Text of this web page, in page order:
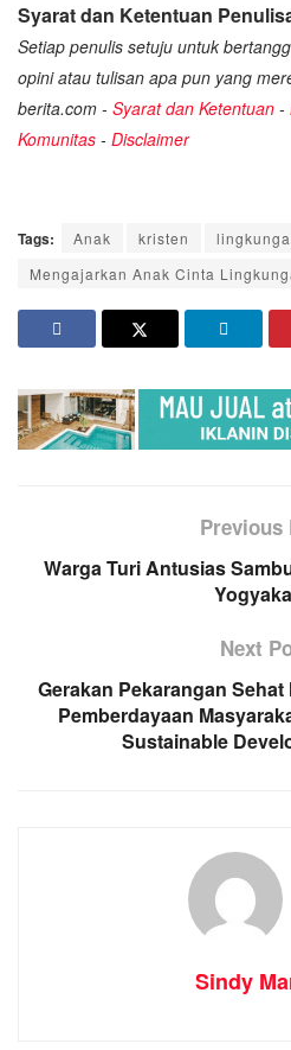
Syarat dan Ketentuan
Setiap penulis setuju untuk
opini atau tulisan apa pun yang
berita.com - Syarat dan Ketentuan -
Komunitas - Disclaimer
Tags: Anak kristen
Mengajarkan Anak Cinta
Previous
Warga Turi Antusias
Next
Gerakan Pekarangan
Pemberdayaan
Sustainable
Sindy